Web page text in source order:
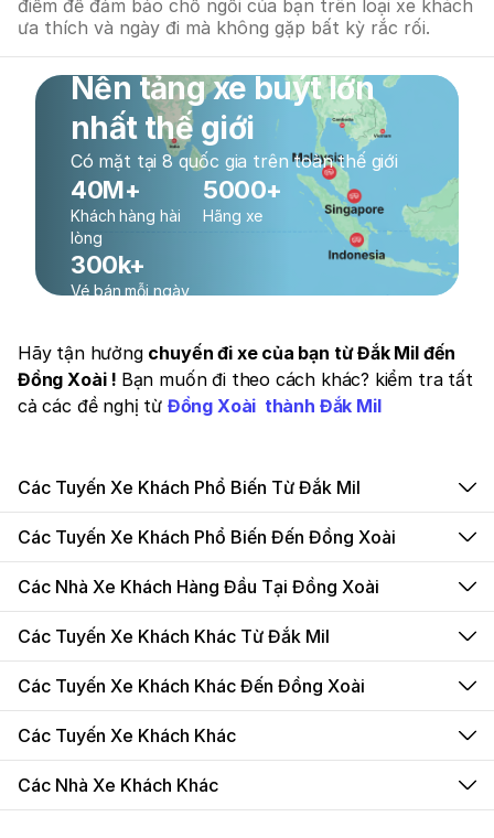
điểm để đảm bảo chỗ ngồi của bạn trên loại xe khách
ưa thích và ngày đi mà không gặp bất kỳ rắc rối.
Nền tảng xe buýt lớn
nhất thế giới
Có mặt tại 8 quốc gia trên toàn thế giới
40M+
Khách hàng hài
lòng
5000+
Hãng xe
300k+
Vé bán mỗi ngày
Hãy tận hưởng chuyến đi xe của bạn từ Đắk Mil đến
Đồng Xoài ! Bạn muốn đi theo cách khác? kiểm tra tất
cả các đề nghị từ Đồng Xoài thành Đắk Mil
Các Tuyến Xe Khách Phổ Biến Từ Đắk Mil
Các Tuyến Xe Khách Phổ Biến Đến Đồng Xoài
Các Nhà Xe Khách Hàng Đầu Tại Đồng Xoài
Các Tuyến Xe Khách Khác Từ Đắk Mil
Các Tuyến Xe Khách Khác Đến Đồng Xoài
Các Tuyến Xe Khách Khác
Các Nhà Xe Khách Khác